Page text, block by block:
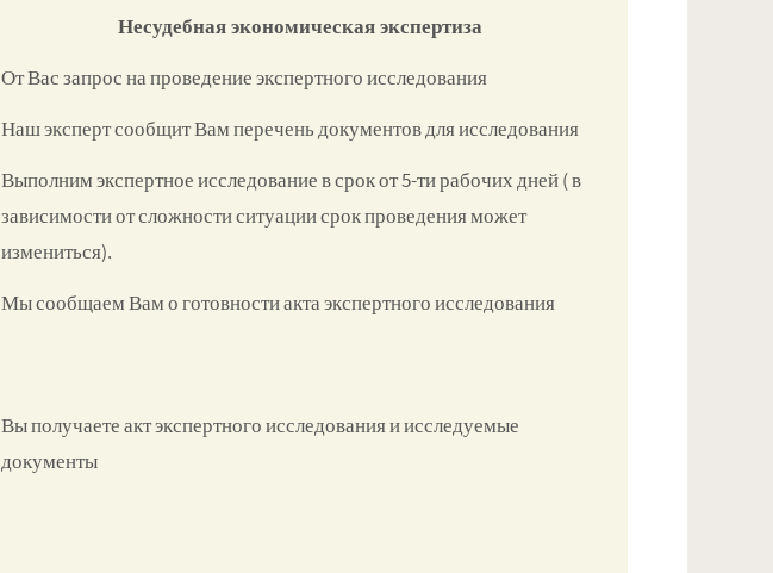
Несудебная экономическая экспертиза
От Вас запрос на проведение экспертного исследования
Наш эксперт сообщит Вам перечень документов для исследования
Выполним экспертное исследование в срок от 5-ти рабочих дней ( в
зависимости от сложности ситуации срок проведения может
измениться).
Мы сообщаем Вам о готовности акта экспертного исследования
Вы получаете акт экспертного исследования и исследуемые
документы